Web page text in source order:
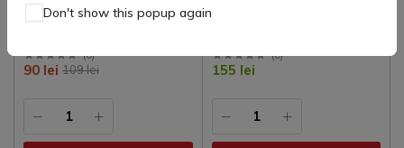
Don't show this popup again
80759 Sort Adulti Global
(0)
109 lei
90 lei
(0)
155 lei